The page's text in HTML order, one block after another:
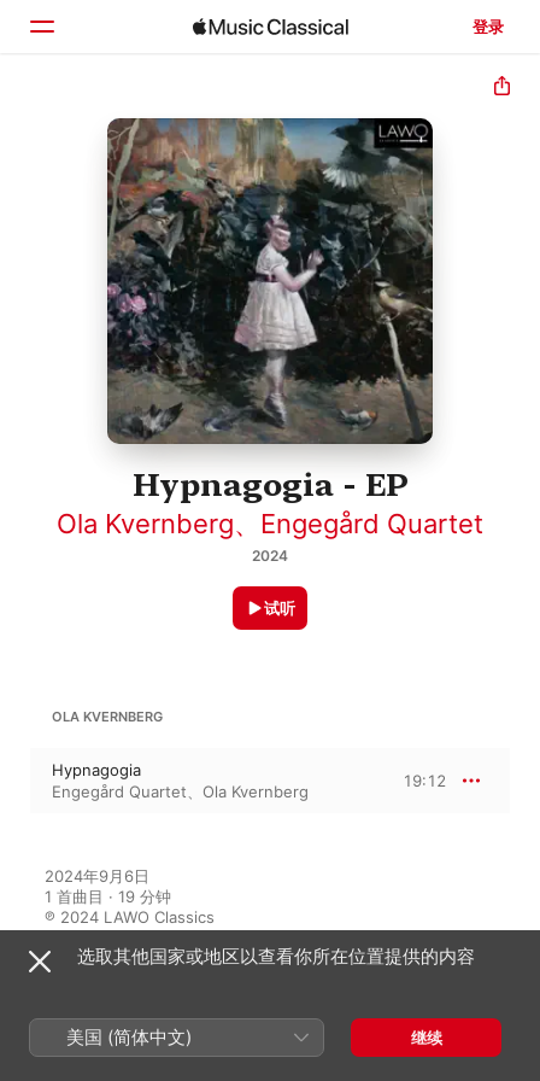
登录
主页
浏览
搜索
Hypnagogia - EP
Ola Kvernberg、 Engegård Quartet
2024
试听
OLA KVERNBERG
Hypnagogia
Engegård Quartet、 Ola Kvernberg
19:12
2024年9月6日
1 首曲目 · 19 分钟
℗ 2024 LAWO Classics
唱片公司选取其他国家或地区以查看你所在位置提供的内容
美国 (简体中文) 继续